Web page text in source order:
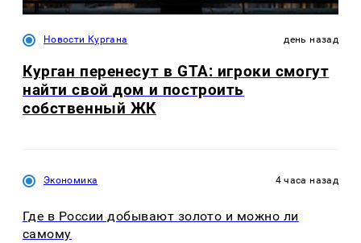
Новости Кургана день назад
Курган перенесут в GTA: игроки смогут
найти свой дом и построить
собственный ЖК
Экономика 4 часа назад
Где в России добывают золото и можно ли
самому